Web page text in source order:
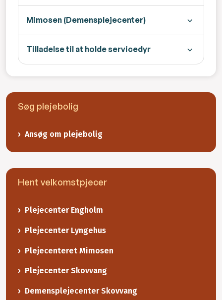
Mimosen (Demensplejecenter)
Tilladelse til at holde servicedyr
Søg plejebolig
Ansøg om plejebolig
Hent velkomstpjecer
Plejecenter Engholm
Plejecenter Lyngehus
Plejecenteret Mimosen
Plejecenter Skovvang
Demensplejecenter Skovvang